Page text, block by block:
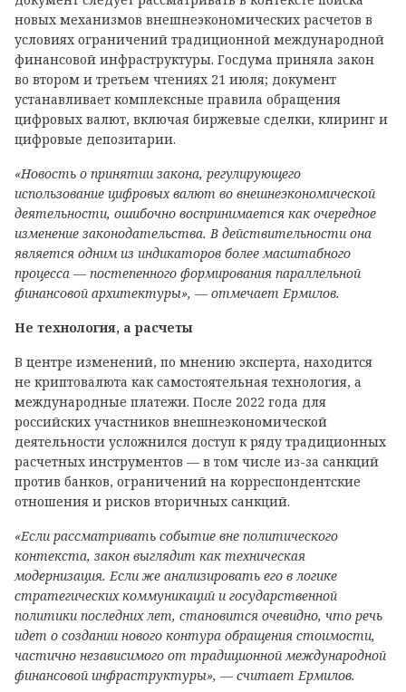
новых механизмов внешнеэкономических расчетов в
условиях ограничений традиционной международной
финансовой инфраструктуры. Госдума приняла закон
во втором и третьем чтениях 21 июля; документ
устанавливает комплексные правила обращения
цифровых валют, включая биржевые сделки, клиринг и
цифровые депозитарии.
«Новость о принятии закона, регулирующего
использование цифровых валют во внешнеэкономической
деятельности, ошибочно воспринимается как очередное
изменение законодательства. В действительности она
является одним из индикаторов более масштабного
процесса — постепенного формирования параллельной
финансовой архитектуры», — отмечает Ермилов.
Не технология, а расчеты
В центре изменений, по мнению эксперта, находится
не криптовалюта как самостоятельная технология, а
международные платежи. После 2022 года для
российских участников внешнеэкономической
деятельности усложнился доступ к ряду традиционных
расчетных инструментов — в том числе из-за санкций
против банков, ограничений на корреспондентские
отношения и рисков вторичных санкций.
«Если рассматривать событие вне политического
контекста, закон выглядит как техническая
модернизация. Если же анализировать его в логике
стратегических коммуникаций и государственной
политики последних лет, становится очевидно, что речь
идет о создании нового контура обращения стоимости,
частично независимого от традиционной международной
финансовой инфраструктуры», — считает Ермилов.